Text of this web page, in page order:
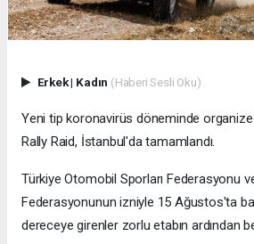
Erkek| Kadın (Haberi Sesli Oku)
Yeni tip koronavirüs döneminde
Rally Raid, İstanbul'da tamamlandı.
Türkiye Otomobil Sporları Federasyonu
Federasyonunun izniyle 15 Ağustos'ta
dereceye girenler zorlu etabın ardından